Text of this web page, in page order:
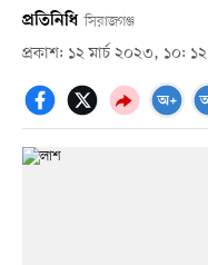
প্রতিনিধি সিরাজগঞ্জ
প্রকাশ: ১২ মার্চ ২০২৩, ১০: ১২